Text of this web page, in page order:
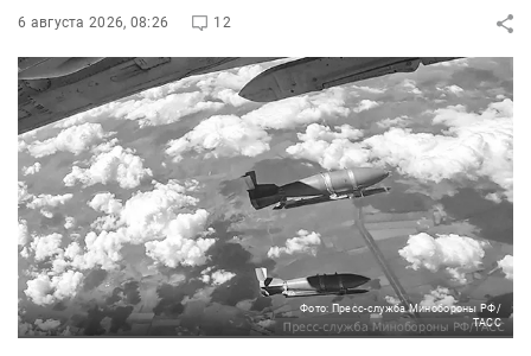
6 августа 2026, 08:26 12
Фото: Пресс-служба Минобороны РФ/
ТАСС